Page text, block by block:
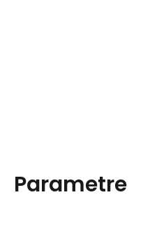
Parametre